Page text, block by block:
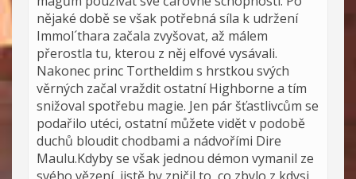
nějaké době se však potřebná síla k udržení
Immol´thara začala zvyšovat, až málem
přerostla tu, kterou z něj elfové vysávali.
Nakonec princ Tortheldim s hrstkou svých
věrných začal vraždit ostatní Highborne a tím
snižoval spotřebu magie. Jen pár šťastlivcům se
podařilo utéci, ostatní můžete vidět v podobě
duchů bloudit chodbami a nádvořími Dire
Maulu.Kdyby se však jednou démon vymanil ze